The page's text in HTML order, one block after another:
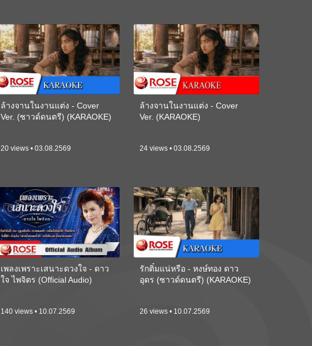
ล้างจานในงานแต่ง - Cover
Ver. (ซาวด์ดนตรี) (KARAOKE)
20 views • 03.08.2569
ล้างจานในงานแต่ง - Cover
Ver. (KARAOKE)
24 views • 03.08.2569
เพลงเพราะเสนาะดวงใจ - ดาว
ใจ ไพจิตร (Official Audio)
140 views • 10.07.2569
รักติ๋มแน่หรือ - หงษ์ทอง ดาว
อุดร (ซาวด์ดนตรี) (KARAOKE)
26 views • 10.07.2569